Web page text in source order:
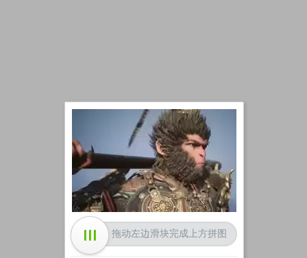
加载中
拖动左边滑块完成上方拼图